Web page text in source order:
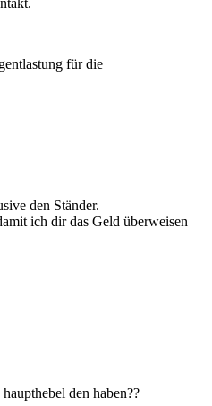
für die
den Ständer.
ich dir das Geld überweisen
den haben??